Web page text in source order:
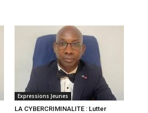
Expressions Jeunes
LA CYBERCRIMINALITE : Lutter